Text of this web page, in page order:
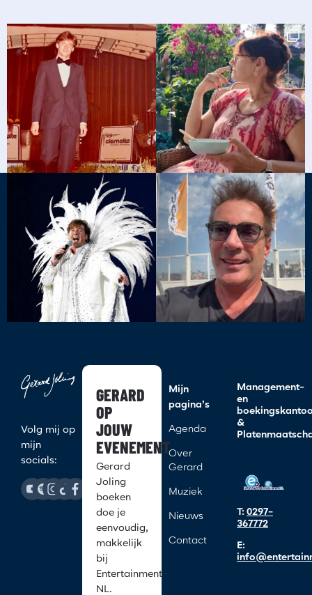
Volg mij op
mijn
socials:
Mijn
pagina’s
Agenda
Over
Gerard
Muziek
Nieuws
Contact
Management-
en
&
T: 0297-
367772
E:
GERARD
OP
JOUW
EVENEMENT
Gerard
Joling
boeken
doe je
eenvoudig,
makkelijk
bij
Entertainment-
NL.